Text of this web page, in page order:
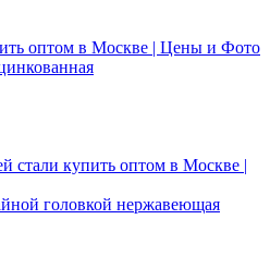
головкой нержавеющая